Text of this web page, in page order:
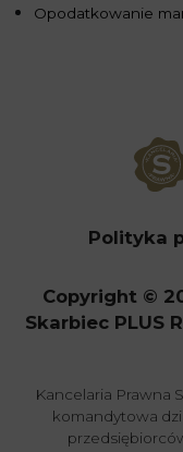
Opodatkowanie
Polityka
Copyright ©
Skarbiec PLUS
Kancelaria Prawna
komandytowa